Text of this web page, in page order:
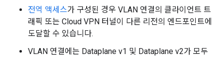
전역 액세스가 구성된 경우 VLAN 연결의 클라이언트 트
래픽 또는 Cloud VPN 터널이 다른 리전의 엔드포인트에
도달할 수 있습니다.
VLAN 연결에는 Dataplane v1 및 Dataplane v2가 모두